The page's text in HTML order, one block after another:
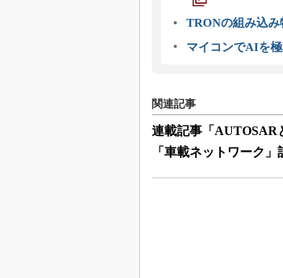
TRONの組み込
マイコンでAIを
関連記事
連載記事「AUTOSAR
「車載ネットワーク」